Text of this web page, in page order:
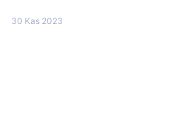
30 Kas 2023